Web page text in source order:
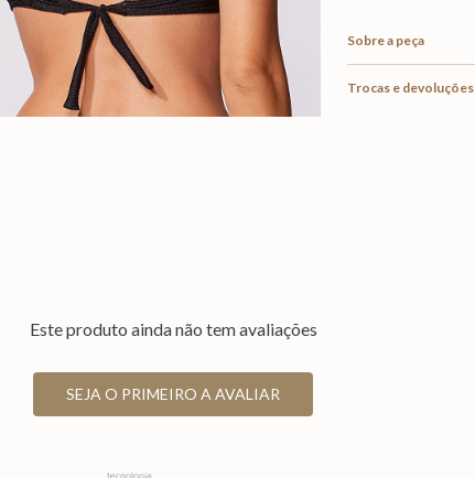
Sobre a peça
Trocas e devoluções
Este produto ainda não tem avaliações
SEJA O PRIMEIRO A AVALIAR